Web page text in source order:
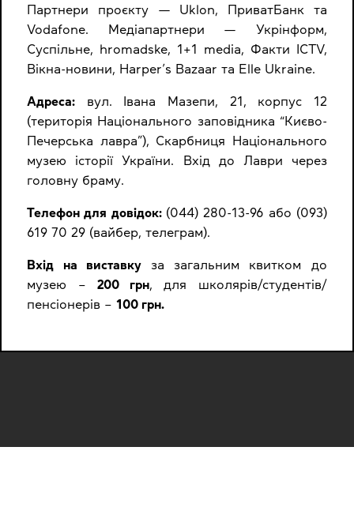
Партнери проєкту — Uklon, ПриватБанк та
Vodafone. Медіапартнери — Укрінформ,
Суспільне, hromadske, 1+1 media, Факти ICTV,
Вікна-новини, Harper’s Bazaar та Elle Ukraine.
Адреса: вул. Івана Мазепи, 21, корпус 12
(територія Національного заповідника “Києво-
Печерська лавра”), Скарбниця Національного
музею історії України. Вхід до Лаври через
головну браму.
Телефон для довідок: (044) 280-13-96 або (093)
619 70 29 (вайбер, телеграм).
Вхід на виставку за загальним квитком до
музею – 200 грн , для школярів/студентів/
пенсіонерів –100 грн.